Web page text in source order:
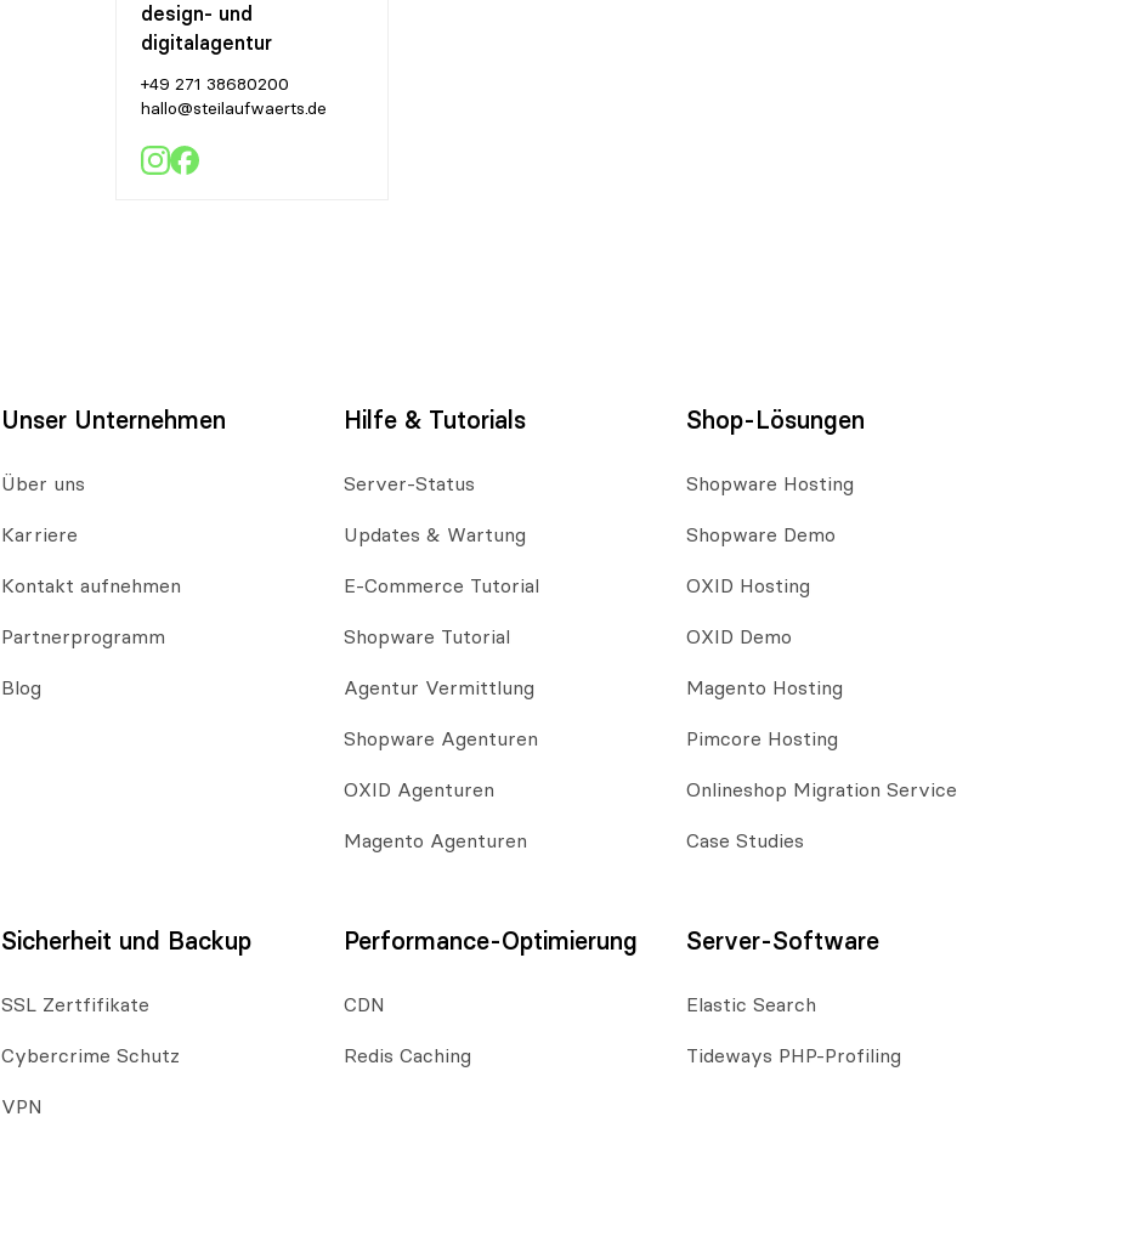
design- und
digitalagentur
+49 271 38680200
hallo@steilaufwaerts.de
Unser Unternehmen
Über uns
Karriere
Kontakt aufnehmen
Partnerprogramm
Blog
Hilfe & Tutorials
Server-Status
Updates & Wartung
E-Commerce Tutorial
Shopware Tutorial
Agentur Vermittlung
Shopware Agenturen
OXID Agenturen
Magento Agenturen
Shop-Lösungen
Shopware Hosting
Shopware Demo
OXID Hosting
OXID Demo
Magento Hosting
Pimcore Hosting
Onlineshop Migration Service
Case Studies
Sicherheit und Backup
SSL Zertfifikate
Cybercrime Schutz
VPN
Performance-Optimierung
CDN
Redis Caching
Server-Software
Elastic Search
Tideways PHP-Profiling